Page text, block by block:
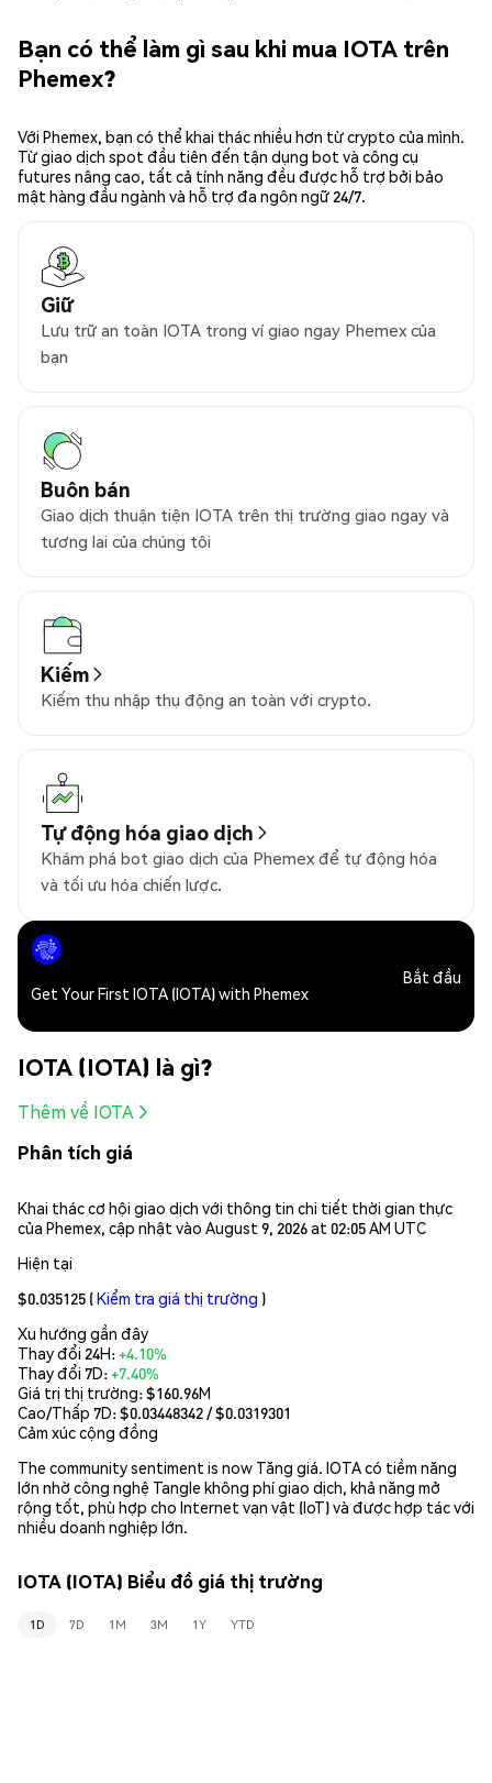
Bạn có thể làm gì sau khi mua IOTA trên
Phemex?
Với Phemex, bạn có thể khai thác nhiều hơn từ crypto của mình.
Từ giao dịch spot đầu tiên đến tận dụng bot và công cụ
futures nâng cao, tất cả tính năng đều được hỗ trợ bởi bảo
mật hàng đầu ngành và hỗ trợ đa ngôn ngữ 24/7.
Giữ
Lưu trữ an toàn IOTA trong ví giao ngay Phemex của
bạn
Buôn bán
Giao dịch thuận tiện IOTA trên thị trường giao ngay và
tương lai của chúng tôi
Kiếm
Kiếm thu nhập thụ động an toàn với crypto.
Tự động hóa giao dịch
Khám phá bot giao dịch của Phemex để tự động hóa
và tối ưu hóa chiến lược.
Get Your First IOTA (IOTA) with Phemex
Bắt đầu
IOTA (IOTA) là gì?
Thêm về IOTA
Phân tích giá
Khai thác cơ hội giao dịch với thông tin chi tiết thời gian thực
của Phemex, cập nhật vào August 9, 2026 at 02:05 AM UTC
Hiện tại
$0.035125 (Kiểm tra giá thị trường )
Xu hướng gần đây
Thay đổi 24H:+4.10%
Thay đổi 7D:+7.40%
Giá trị thị trường:$160.96M
Cao/Thấp 7D: $0.03448342/ $0.0319301
Cảm xúc cộng đồng
The community sentiment is now Tăng giá. IOTA có tiềm năng
lớn nhờ công nghệ Tangle không phí giao dịch, khả năng mở
rộng tốt, phù hợp cho Internet vạn vật (IoT) và được hợp tác với
nhiều doanh nghiệp lớn.
IOTA (IOTA) Biểu đồ giá thị trường
1D 7D 1M 3M 1Y YTD